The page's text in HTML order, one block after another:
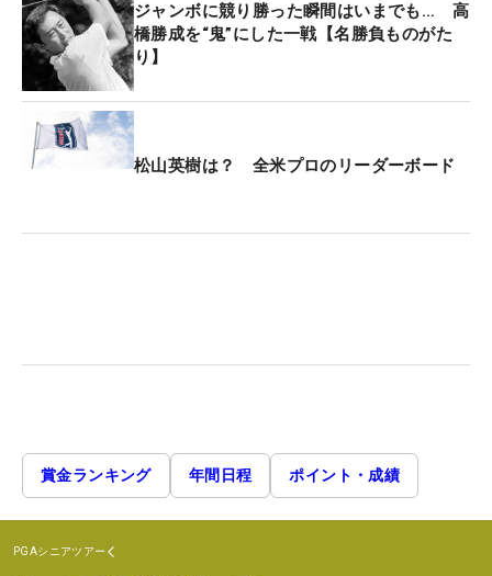
ジャンボに競り勝った瞬間はいまでも… 高
橋勝成を“鬼”にした一戦【名勝負ものがた
り】
松山英樹は？ 全米プロのリーダーボード
賞金ランキング 年間日程 ポイント・成績
PGAシニアツアー